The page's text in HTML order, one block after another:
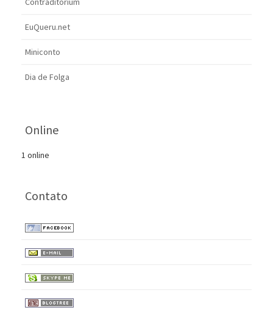
EuQueru.net
Miniconto
Dia de Folga
Online
1 online
Contato